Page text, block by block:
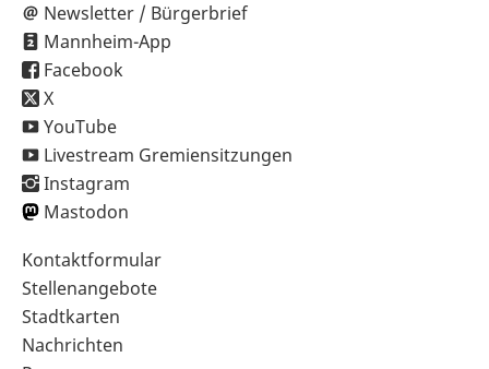
Newsletter / Bürgerbrief
Mannheim-App
Facebook
X
YouTube
Livestream Gremiensitzungen
Instagram
Mastodon
Sekundärnavigation
im
Fußbereich
Kontaktformular
Stellenangebote
Stadtkarten
Nachrichten